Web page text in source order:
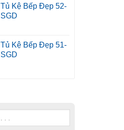
Tủ Kệ Bếp Đẹp 52-
SGD
Tủ Kệ Bếp Đẹp 51-
SGD